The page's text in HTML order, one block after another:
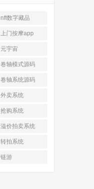
nft数字藏品
上门按摩app
元宇宙
卷轴模式源码
卷轴系统源码
外卖系统
抢购系统
溢价拍卖系统
转拍系统
链游